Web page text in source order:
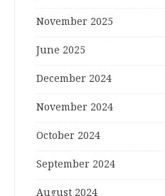
November 2025
June 2025
December 2024
November 2024
October 2024
September 2024
August 2024